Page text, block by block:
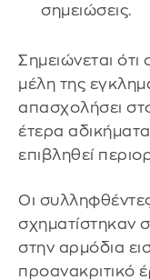
σημειώσεις.
Σημειώνεται
μέλη της
απασχολήσει
έτερα
επιβληθεί
Οι
σχηματίστηκαν
στην αρμόδια
προανακριτικό